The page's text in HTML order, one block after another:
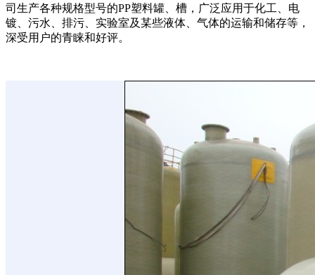
司生产各种规格型号的PP塑料罐、槽，广泛应用于化工、电
镀、污水、排污、实验室及某些液体、气体的运输和储存等，
深受用户的青睐和好评。